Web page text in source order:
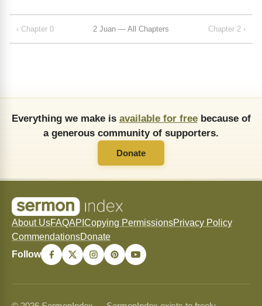
‹ Chapter 0 2 Juan — All Chapters Chapter 2 ›
Everything we make is available for freebecause of
a generous community of supporters.
Donate
About UsFAQAPI Copying PermissionsPrivacy Policy
CommendationsDonate
Follow